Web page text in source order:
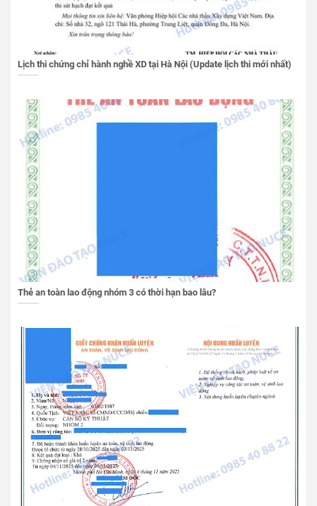
Lịch thi chứng chỉ hành nghề XD tại Hà Nội (Update lịch thi mới nhất)
Thẻ an toàn lao động nhóm 3 có thời hạn bao lâu?